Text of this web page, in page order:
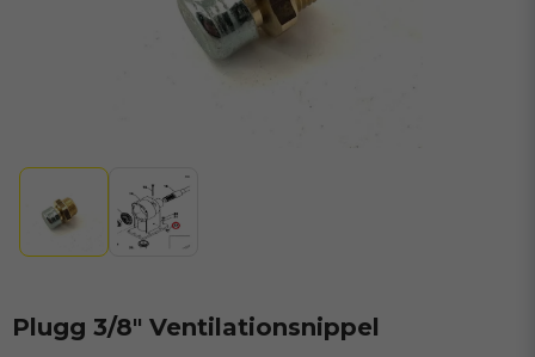
Plugg 3/8" Ventilationsnippel